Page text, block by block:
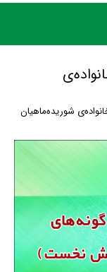
شوریده‌ماهیان